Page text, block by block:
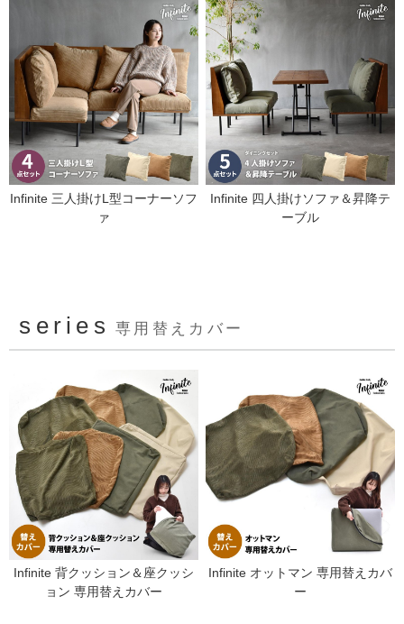
Infinite 三人掛けL型コーナーソフ
ァ
Infinite 四人掛けソファ＆昇降テ
ーブル
series 専用替えカバー
Infinite 背クッション＆座クッシ
ョン 専用替えカバー
Infinite オットマン 専用替えカバ
ー